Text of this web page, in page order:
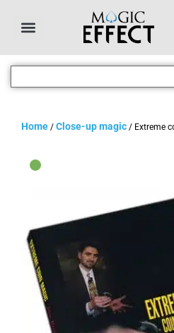
Home / Close-up magic / Extreme